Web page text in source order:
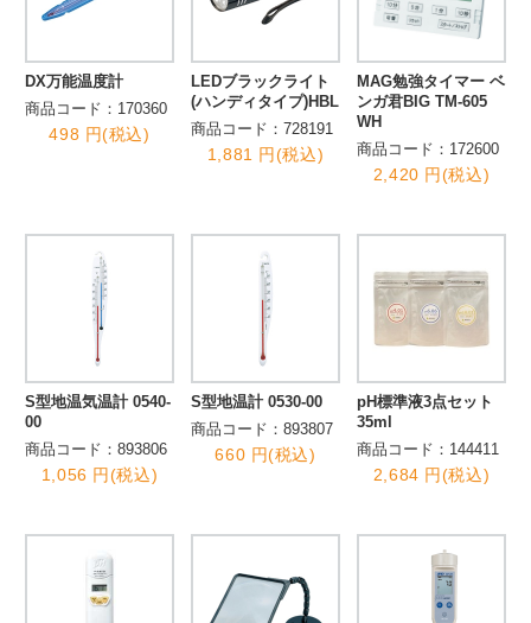
DX万能温度計
商品コード：170360
498 円(税込)
LEDブラックライト
(ハンディタイプ)HBL
商品コード：728191
1,881 円(税込)
MAG勉強タイマー ベ
ンガ君BIG TM-605
WH
商品コード：172600
2,420 円(税込)
S型地温気温計 0540-
00
商品コード：893806
1,056 円(税込)
S型地温計 0530-00
商品コード：893807
660 円(税込)
pH標準液3点セット
35ml
商品コード：144411
2,684 円(税込)